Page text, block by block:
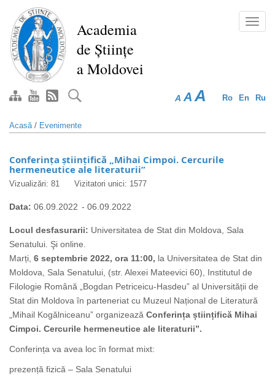
conţinutul
principal
Academia
de Științe
a Moldovei
Ro En Ru
A A A
Acasă/ Evenimente
Conferința științifică „Mihai Cimpoi. Cercurile
hermeneutice ale literaturii”
Vizualizări: 81 Vizitatori unici: 1577
Data: 06.09.2022 - 06.09.2022
Locul desfasurarii: Universitatea de Stat din Moldova, Sala
Senatului. Şi online.
Marți, 6 septembrie 2022, ora 11:00, la Universitatea de Stat din
Moldova, Sala Senatului, (str. Alexei Mateevici 60), Institutul de
Filologie Română „Bogdan Petriceicu-Hasdeu” al Universității de
Stat din Moldova în parteneriat cu Muzeul Național de Literatură
„Mihail Kogălniceanu” organizează Conferința științifică Mihai
Cimpoi. Cercurile hermeneutice ale literaturii”.
Conferința va avea loc în format mixt:
prezență fizică – Sala Senatului